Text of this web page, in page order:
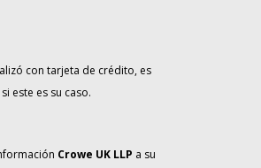
con tarjeta de crédito, es
este es su caso.
Crowe UK LLP a su